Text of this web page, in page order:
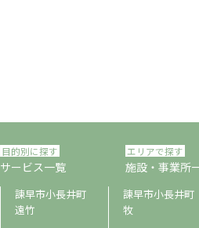
目的別に探す
サービス一覧
エリアで探す
施設・事業所
諫早市小長井町
遠竹
諫早市小長井町
牧